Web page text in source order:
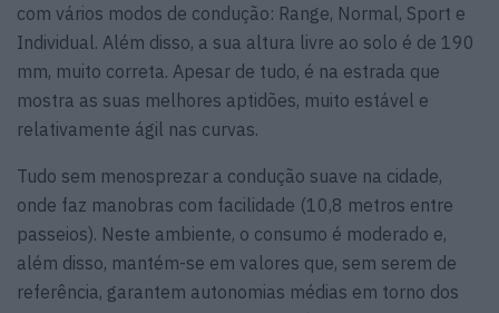
com vários modos de condução: Range, Normal, Sport e
Individual. Além disso, a sua altura livre ao solo é de 190
mm, muito correta. Apesar de tudo, é na estrada que
mostra as suas melhores aptidões, muito estável e
relativamente ágil nas curvas.
Tudo sem menosprezar a condução suave na cidade,
onde faz manobras com facilidade (10,8 metros entre
passeios). Neste ambiente, o consumo é moderado e,
além disso, mantém-se em valores que, sem serem de
referência, garantem autonomias médias em torno dos